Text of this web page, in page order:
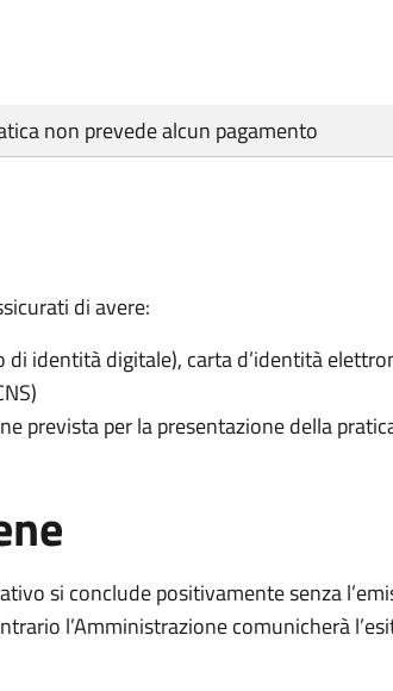
non prevede alcun pagamento
di avere:
di identità digitale), carta d’identità
prevista per la presentazione della
si conclude positivamente senza
l’Amministrazione comunicherà